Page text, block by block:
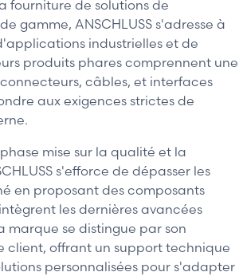
fourniture de solutions de
gamme, ANSCHLUSS s'adresse à
industrielles et de
produits phares comprennent une
câbles, et interfaces
aux exigences strictes de
mise sur la qualité et la
s'efforce de dépasser les
en proposant des composants
les dernières avancées
marque se distingue par son
client, offrant un support technique
personnalisées pour s'adapter